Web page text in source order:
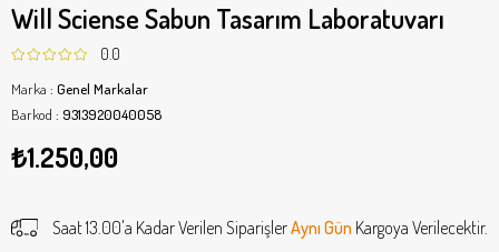
Will Sciense Sabun Tasarım Laboratuvarı
0.0
Marka : Genel Markalar
Barkod : 9313920040058
₺1.250,00
Saat 13.00'a Kadar Verilen SiparişlerAynı Gün Kargoya Verilecektir.